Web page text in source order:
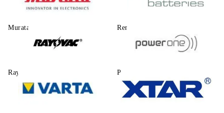
Murata Renata
Rayovac Power One